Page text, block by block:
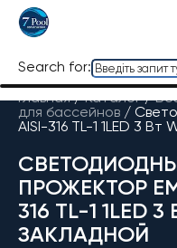
Search for:
Главная / Каталог/
для бассейнов /
AISI-316 TL-1 1LED 3 Вт
ПРОЖЕКТОР
316 TL-1 1LED
ЗАКЛАДНОЙ